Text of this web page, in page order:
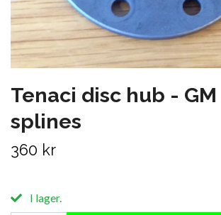
Tenaci disc hub - GM
splines
360 kr
I lager.